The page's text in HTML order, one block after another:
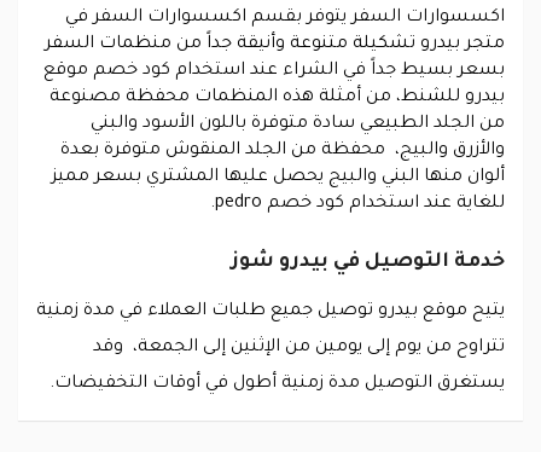
اكسسوارات السفر يتوفر بقسم اكسسوارات السفر في
متجر بيدرو تشكيلة متنوعة وأنيقة جداً من منظمات السفر
بسعر بسيط جداً في الشراء عند استخدام كود خصم موقع
بيدرو للشنط، من أمثلة هذه المنظمات محفظة مصنوعة
من الجلد الطبيعي سادة متوفرة باللون الأسود والبني
والأزرق والبيج، محفظة من الجلد المنقوش متوفرة بعدة
ألوان منها البني والبيج يحصل عليها المشتري بسعر مميز
للغاية عند استخدام كود خصم pedro.
خدمة التوصيل في بيدرو شوز
يتيح موقع بيدرو توصيل جميع طلبات العملاء في مدة زمنية
تتراوح من يوم إلى يومين من الإثنين إلى الجمعة، وقد
يستغرق التوصيل مدة زمنية أطول في أوقات التخفيضات.